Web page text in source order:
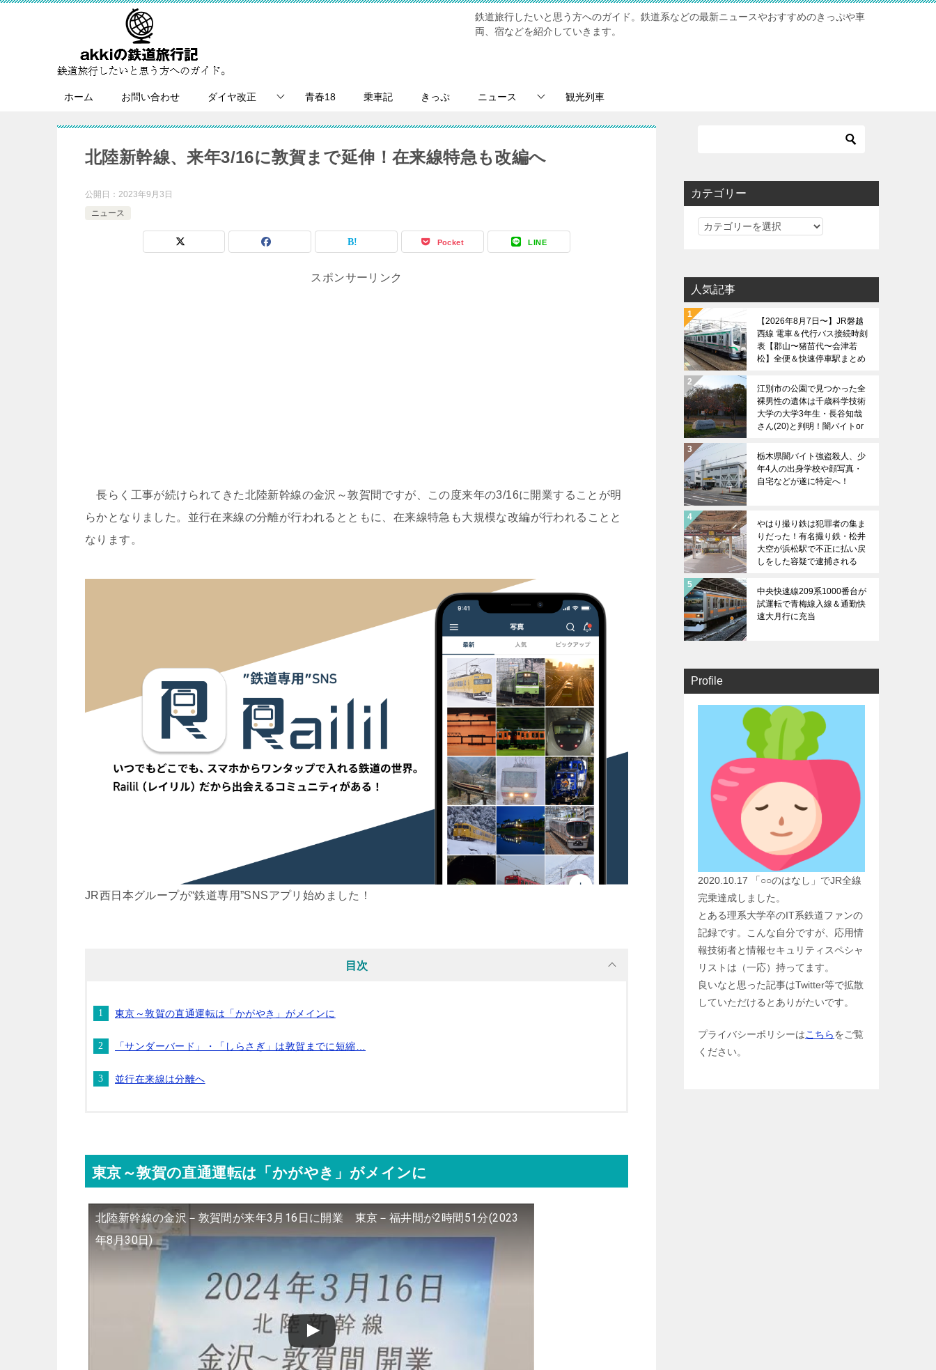
鉄道旅行したいと思う方へのガイド。鉄道系などの最新ニュースやおすすめのきっぷや車
両、宿などを紹介していきます。
ホーム お問い合わせ ダイヤ改正 青春18 乗車記 きっぷ ニュース 観光列車
北陸新幹線、来年3/16に敦賀まで延伸！在来線特急も改編へ
公開日： 2023年9月3日
ニュース
Pocket LINE
スポンサーリンク
長らく工事が続けられてきた北陸新幹線の金沢～敦賀間ですが、この度来年の3/16に開業することが明
らかとなりました。並行在来線の分離が行われるとともに、在来線特急も大規模な改編が行われることと
なります。
JR西日本グループが“鉄道専用”SNSアプリ始めました！
目次
東京～敦賀の直通運転は「かがやき」がメインに
「サンダーバード」・「しらさぎ」は敦賀までに短縮…
並行在来線は分離へ
東京～敦賀の直通運転は「かがやき」がメインに
北陸新幹線の金沢－敦賀間が来年3月16日に開業 東京－福井間が2時間51分(2023
年8月30日)
カテゴリー
カ
リ
ー
人気記事
【2026年8月7日〜】JR磐越
西線 電車＆代行バス接続時刻
表【郡山〜猪苗代〜会津若
松】全便＆快速停車駅まとめ
江別市の公園で見つかった全
裸男性の遺体は千歳科学技術
大学の大学3年生・長谷知哉
さん(20)と判明！闇バイトor
栃木県闇バイト強盗殺人、少
年4人の出身学校や顔写真・
自宅などが遂に特定へ！
やはり撮り鉄は犯罪者の集ま
りだった！有名撮り鉄・松井
大空が浜松駅で不正に払い戻
しをした容疑で逮捕される
中央快速線209系1000番台が
試運転で青梅線入線＆通勤快
速大月行に充当
Profile
2020.10.17 「○○のはなし」でJR全線
完乗達成しました。
とある理系大学卒のIT系鉄道ファンの
記録です。こんな自分ですが、応用情
報技術者と情報セキュリティスペシャ
リストは（一応）持ってます。
良いなと思った記事はTwitter等で拡散
していただけるとありがたいです。
プライバシーポリシーはこちらをご覧
ください。